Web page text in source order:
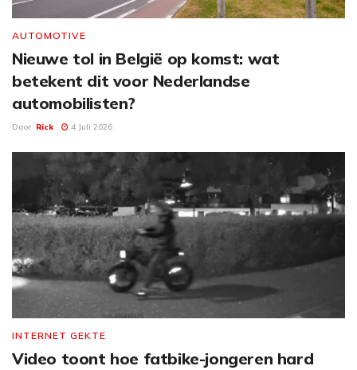
AUTOMOTIVE
Nieuwe tol in België op komst: wat
betekent dit voor Nederlandse
automobilisten?
Door Rick 4 Juli 2026
INTERNET GEKTE
Video toont hoe fatbike-jongeren hard